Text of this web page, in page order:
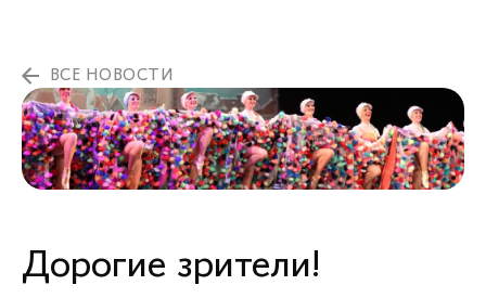
ВСЕ НОВОСТИ
Дорогие зрители!